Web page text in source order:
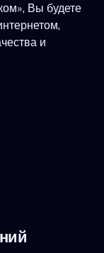
Вы будете
и